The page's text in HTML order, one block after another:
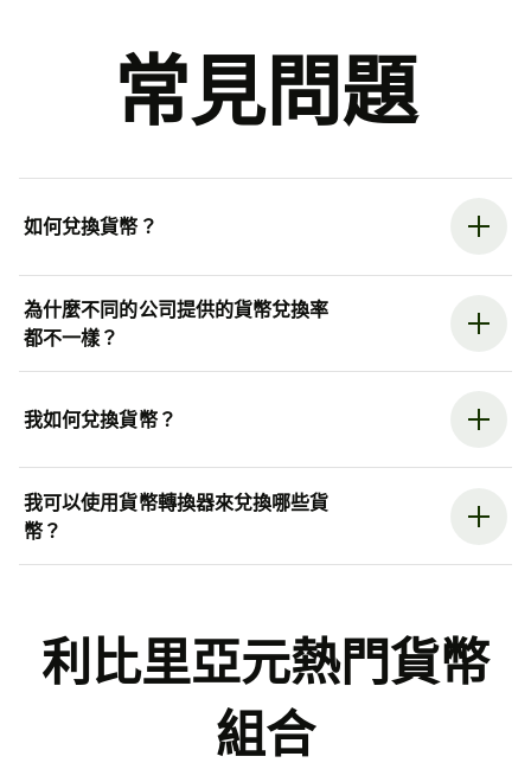
常見問題
如何兌換貨幣？
為什麼不同的公司提供的貨幣兌換率
都不一樣？
我如何兌換貨幣？
我可以使用貨幣轉換器來兌換哪些貨
幣？
利比里亞元熱門貨幣
組合